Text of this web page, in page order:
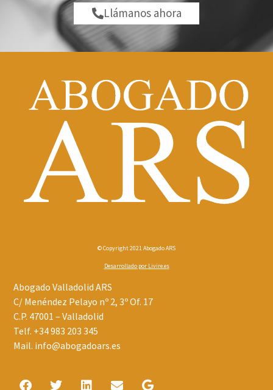
Llámanos ahora
© Copyright 2021 Abogado ARS
Desarrollado por Livire.es
Abogado Valladolid ARS
C/ Menéndez Pelayo nº 2, 3º Of. 17
C.P. 47001 – Valladolid
Telf. +34 983 203 345
Mail. info@abogadoars.es